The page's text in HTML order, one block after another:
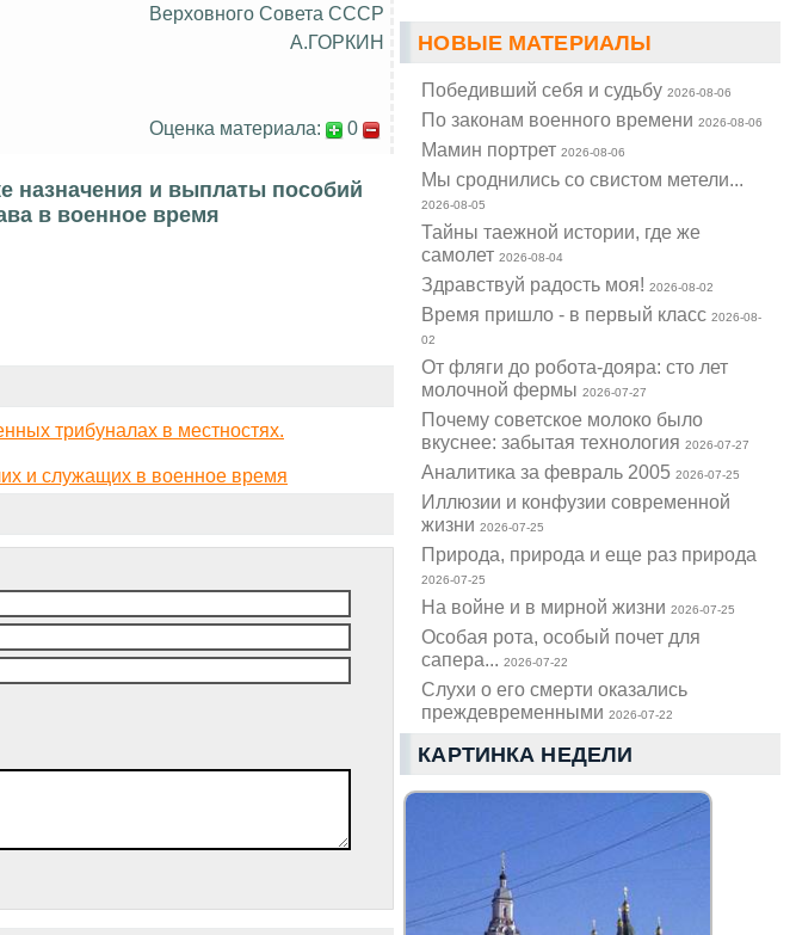
НОВЫЕ МАТЕРИАЛЫ
Победивший себя и судьбу2026-08-06
По законам военного времени2026-08-06
Мамин портрет2026-08-06
Мы сроднились со свистом метели...
2026-08-05
Тайны таежной истории, где же
самолет2026-08-04
Здравствуй радость моя!2026-08-02
Время пришло - в первый класс2026-08-
02
От фляги до робота-дояра: сто лет
молочной фермы2026-07-27
Почему советское молоко было
вкуснее: забытая технология2026-07-27
Аналитика за февраль 20052026-07-25
Иллюзии и конфузии современной
жизни2026-07-25
Природа, природа и еще раз природа
2026-07-25
На войне и в мирной жизни2026-07-25
Особая рота, особый почет для
сапера...2026-07-22
Слухи о его смерти оказались
преждевременными2026-07-22
КАРТИНКА НЕДЕЛИ
Верховного Совета СССР
А.ГОРКИН
Оценка материала: 0
назначения и выплаты пособий
в военное время
трибуналах в местностях.
и служащих в военное время